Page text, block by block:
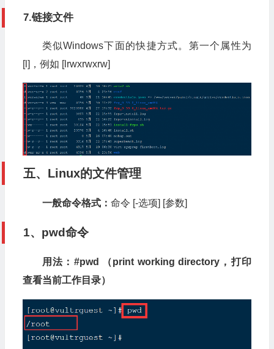
7.链接文件
类似Windows下面的快捷方式。第一个属性为
[l]，例如 [lrwxrwxrw]
五、Linux的文件管理
一般命令格式： 命令 [-选项] [参数]
1、pwd命令
用法：#pwd （print working directory，打印
查看当前工作目录）